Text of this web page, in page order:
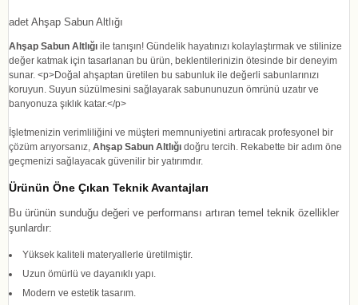
adet Ahşap Sabun Altlığı
Ahşap Sabun Altlığı ile tanışın! Gündelik hayatınızı kolaylaştırmak ve stilinize
değer katmak için tasarlanan bu ürün, beklentilerinizin ötesinde bir deneyim
sunar. <p>Doğal ahşaptan üretilen bu sabunluk ile değerli sabunlarınızı
koruyun. Suyun süzülmesini sağlayarak sabununuzun ömrünü uzatır ve
banyonuza şıklık katar.</p>
İşletmenizin verimliliğini ve müşteri memnuniyetini artıracak profesyonel bir
çözüm arıyorsanız, Ahşap Sabun Altlığı doğru tercih. Rekabette bir adım öne
geçmenizi sağlayacak güvenilir bir yatırımdır.
Ürünün Öne Çıkan Teknik Avantajları
Bu ürünün sunduğu değeri ve performansı artıran temel teknik özellikler
şunlardır:
Yüksek kaliteli materyallerle üretilmiştir.
Uzun ömürlü ve dayanıklı yapı.
Modern ve estetik tasarım.